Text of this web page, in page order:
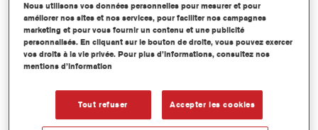
Nous utilisons vos données personnelles pour mesurer et pour
améliorer nos sites et nos services, pour faciliter nos campagnes
marketing et pour vous fournir un contenu et une publicité
personnalisés. En cliquant sur le bouton de droite, vous pouvez exercer
vos droits à la vie privée. Pour plus d’informations, consultez nos
mentions d’information
Tout refuser Accepter les cookies